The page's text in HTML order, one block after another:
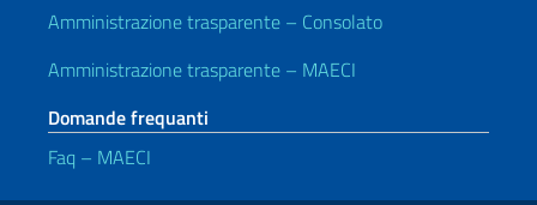
Amministrazione trasparente – Consolato
Amministrazione trasparente – MAECI
Domande frequanti
Faq – MAECI